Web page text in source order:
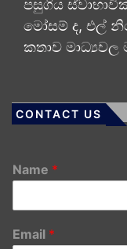
පසුගිය
මෝසම් ද, එල්
කතාව මාධ්‍යවල
CONTACT US
Name *
Email *